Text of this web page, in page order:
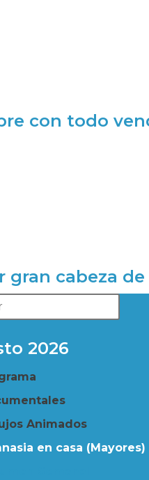
con todo
gran cabeza
2026
Animados
en casa (Mayores)